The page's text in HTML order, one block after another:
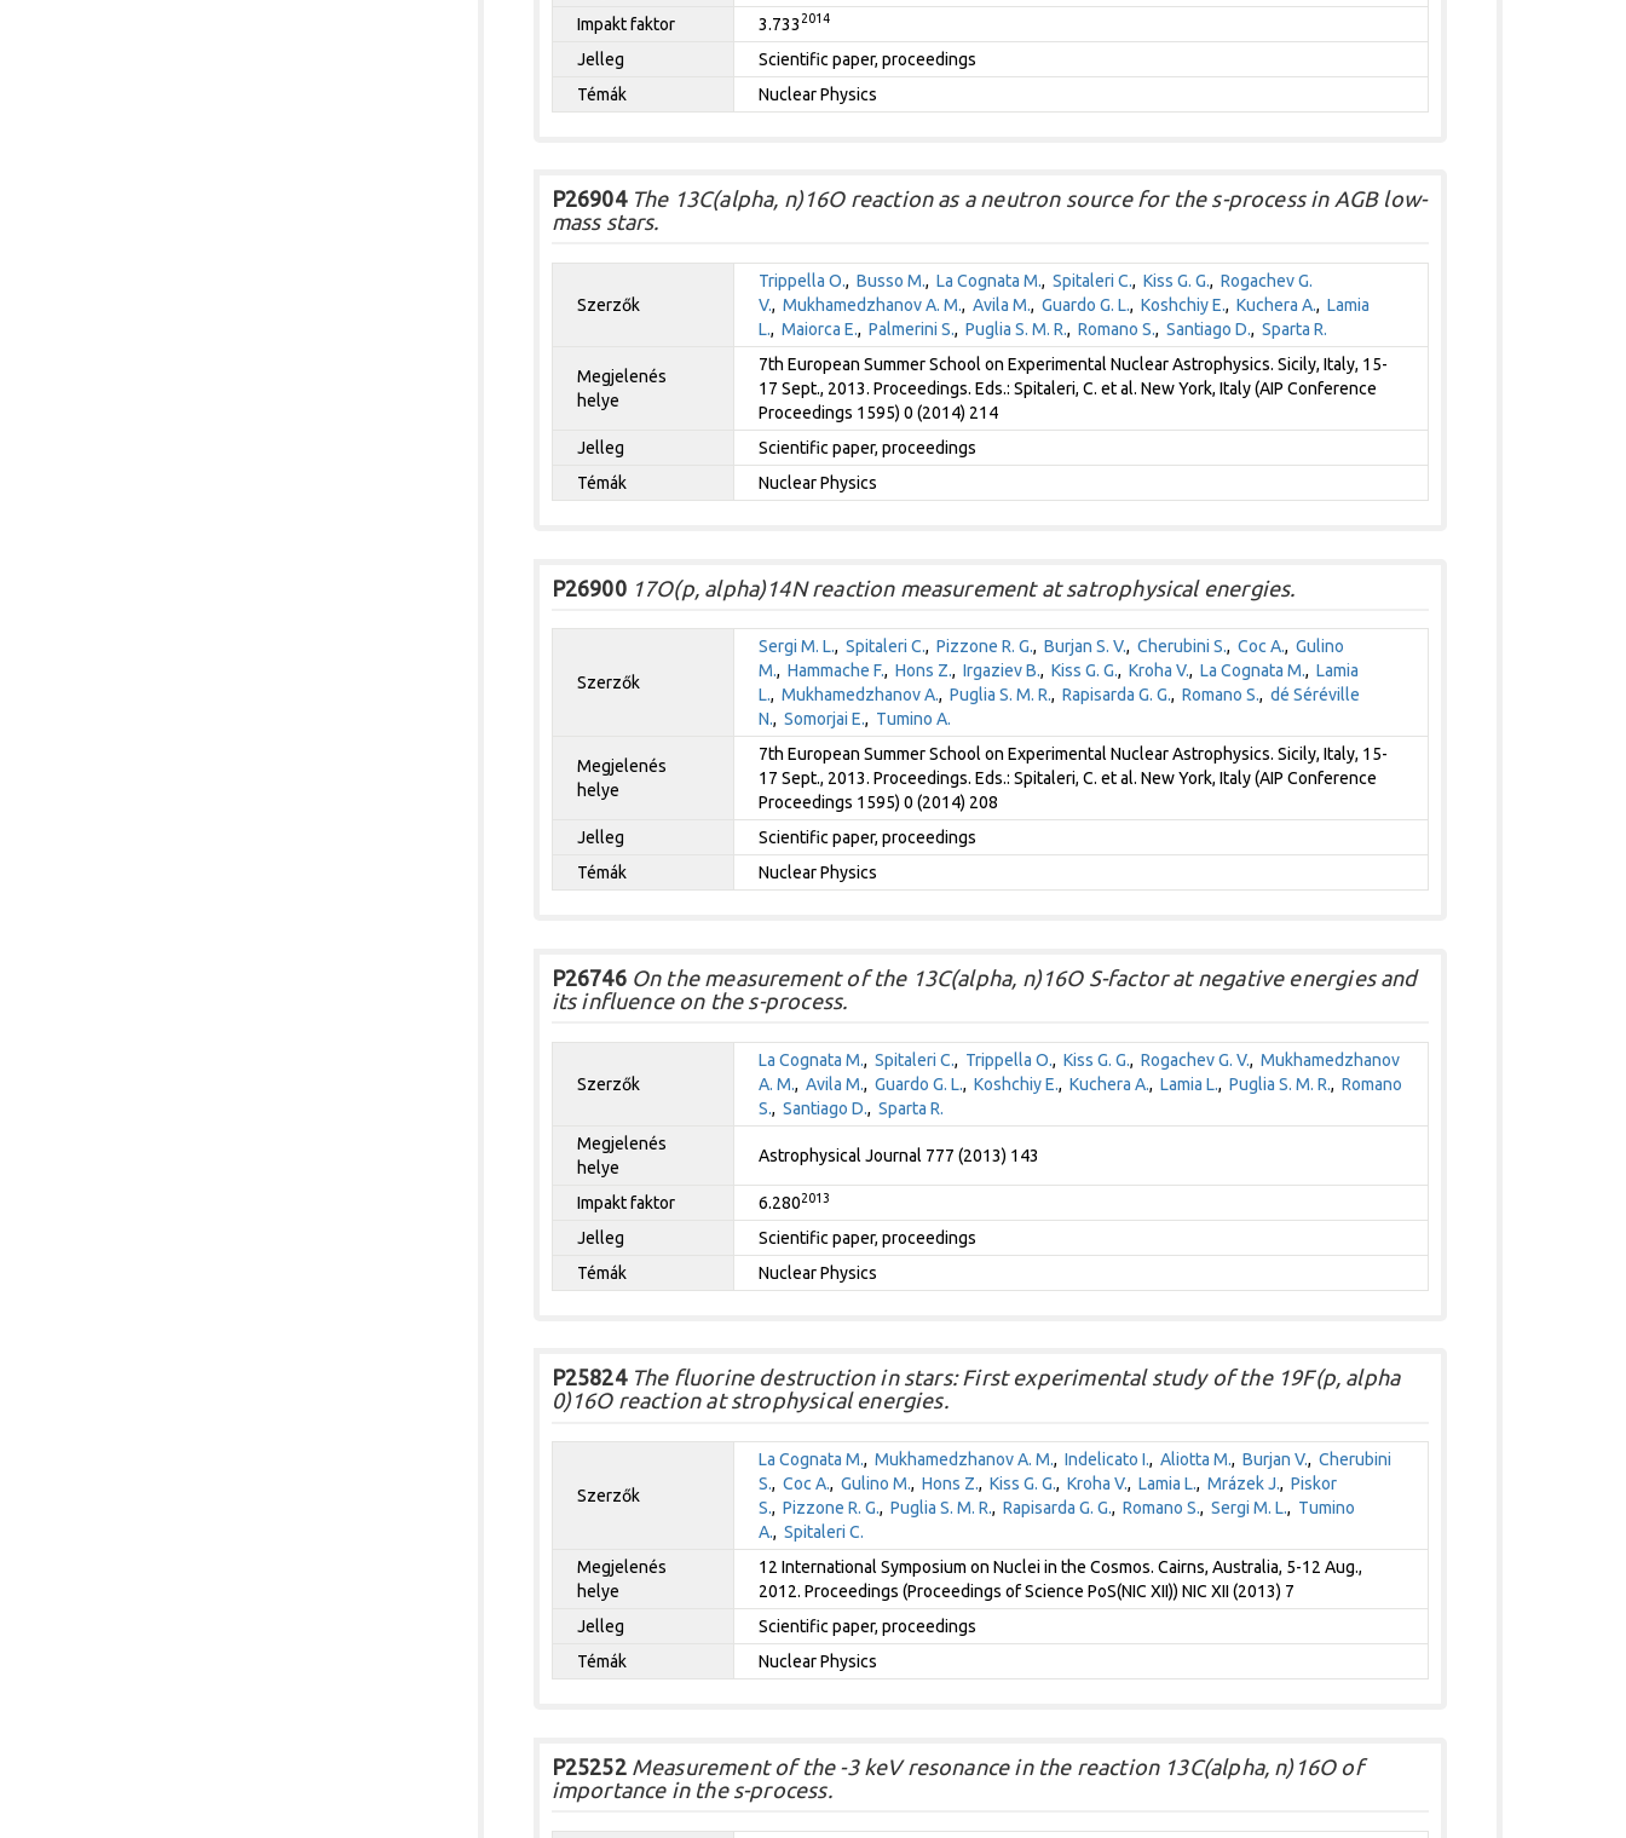
Impakt faktor 3.733 2014
Jelleg
Scientific paper, proceedings
Témák
Nuclear Physics
P26904The 13C(alpha, n)16O reaction as a neutron source for the s-process in AGB low-
mass stars.
Szerzők
Trippella O., Busso M., La Cognata M., Spitaleri C., Kiss G. G., Rogachev G.
V., Mukhamedzhanov A. M., Avila M., Guardo G. L., Koshchiy E., Kuchera A., Lamia
L., Maiorca E., Palmerini S., Puglia S. M. R., Romano S., Santiago D., Sparta R.
Megjelenés
helye
7th European Summer School on Experimental Nuclear Astrophysics. Sicily, Italy, 15-
17 Sept., 2013. Proceedings. Eds.: Spitaleri, C. et al. New York, Italy (AIP Conference
Proceedings 1595) 0 (2014) 214
Jelleg
Scientific paper, proceedings
Témák
Nuclear Physics
P2690017O(p, alpha)14N reaction measurement at satrophysical energies.
Szerzők
Sergi M. L., Spitaleri C., Pizzone R. G., Burjan S. V., Cherubini S., Coc A., Gulino
M., Hammache F., Hons Z., Irgaziev B., Kiss G. G., Kroha V., La Cognata M., Lamia
L., Mukhamedzhanov A., Puglia S. M. R., Rapisarda G. G., Romano S., dé Séréville
N., Somorjai E., Tumino A.
Megjelenés
helye
7th European Summer School on Experimental Nuclear Astrophysics. Sicily, Italy, 15-
17 Sept., 2013. Proceedings. Eds.: Spitaleri, C. et al. New York, Italy (AIP Conference
Proceedings 1595) 0 (2014) 208
Jelleg
Scientific paper, proceedings
Témák
Nuclear Physics
P26746On the measurement of the 13C(alpha, n)16O S-factor at negative energies and
its influence on the s-process.
Szerzők
La Cognata M., Spitaleri C., Trippella O., Kiss G. G., Rogachev G. V., Mukhamedzhanov
A. M., Avila M., Guardo G. L., Koshchiy E., Kuchera A., Lamia L., Puglia S. M. R., Romano
S., Santiago D., Sparta R.
Megjelenés
helye
Astrophysical Journal 777 (2013) 143
Impakt faktor 6.2802013
Jelleg
Scientific paper, proceedings
Témák
Nuclear Physics
P25824The fluorine destruction in stars: First experimental study of the 19F(p, alpha
0)16O reaction at strophysical energies.
Szerzők
La Cognata M., Mukhamedzhanov A. M., Indelicato I., Aliotta M., Burjan V., Cherubini
S., Coc A., Gulino M., Hons Z., Kiss G. G., Kroha V., Lamia L., Mrázek J., Piskor
S., Pizzone R. G., Puglia S. M. R., Rapisarda G. G., Romano S., Sergi M. L., Tumino
A., Spitaleri C.
Megjelenés
helye
12 International Symposium on Nuclei in the Cosmos. Cairns, Australia, 5-12 Aug.,
2012. Proceedings (Proceedings of Science PoS(NIC XII)) NIC XII (2013) 7
Jelleg
Scientific paper, proceedings
Témák
Nuclear Physics
P25252Measurement of the -3 keV resonance in the reaction 13C(alpha, n)16O of
importance in the s-process.